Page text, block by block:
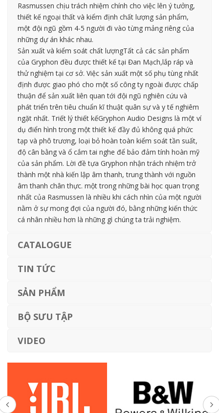
Rasmussen chịu trách nhiệm chính cho việc lên ý tưởng,
thiết kế ngoại thất và kiểm định chất lượng sản phẩm,
một đội ngũ gồm 4-5 người đi vào từng mảng riêng của
những dự án khác nhau.
Sản xuất và kiểm soát chất lượngTất cả các sản phẩm
của Gryphon đều được thiết kế tại Đan Mạch,lắp ráp và
thử nghiệm tại cơ sở. Việc sản xuất một số phụ tùng nhất
định được giao phó cho một số công ty ngoài được chấp
thuận để sản xuất liên quan tới đội ngũ nghiên cứu và
phát triển trên tiêu chuẩn kĩ thuật quân sự và y tế nghiêm
ngặt nhất. Triết lý thiết kếGryphon Audio Designs là một ví
dụ điển hình trong một thiết kế đầy đủ không quá phức
tạp và phô trương, loại bỏ hoàn toàn kiểm soát tần suất,
độ cân bằng và ổ cắm tai nghe để bảo đảm tính hoàn mỹ
của sản phẩm. Lời đề tựa Gryphon nhận trách nhiệm trở
thành một nhà kiến lập âm thanh, trung thành với nguồn
âm thanh chân thực. một trong những bài học quan trọng
nhất của Rasmussen là nhiều khi cách nhìn của một người
nằm ở sự mong đợi của người đó, bằng những kiến thức
cá nhân nhiều hơn là những gì chúng ta trải nghiệm.
CATALOGUE
TIN TỨC
SẢN PHẨM
BỘ SƯU TẬP
VIDEO